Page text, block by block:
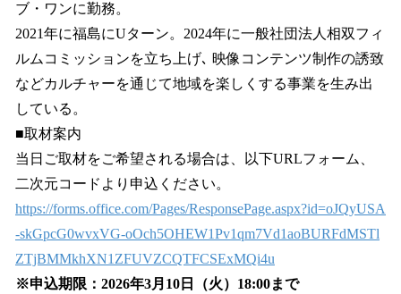
ブ・ワンに勤務。
2021年に福島にUターン。2024年に一般社団法人相双フィ
ルムコミッションを立ち上げ､ 映像コンテンツ制作の誘致
などカルチャーを通じて地域を楽しくする事業を生み出
している。
■取材案内
当日ご取材をご希望される場合は、以下URLフォーム、
二次元コードより申込ください。
https://forms.office.com/Pages/ResponsePage.aspx?id=oJQyUSA
-skGpcG0wvxVG-oOch5OHEW1Pv1qm7Vd1aoBURFdMSTl
ZTjBMMkhXN1ZFUVZCQTFCSExMQi4u
※申込期限：2026年3月10日（火）18:00まで